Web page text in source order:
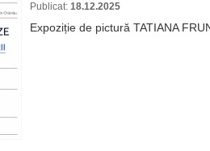
Publicat: 18.12.2025
Expoziție de pictură TATIANA